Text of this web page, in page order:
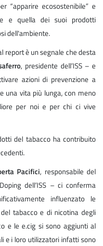
“apparire ecosostenibile” e
e quella dei suoi prodotti
dell'ambiente.
report è un segnale che desta
, presidente dell’ISS – e
azioni di prevenzione a
una vita più lunga, con meno
per noi e per chi ci vive
del tabacco ha contribuito
Pacifici, responsabile del
dell’ISS – ci conferma
influenzato le
tabacco e di nicotina degli
e le e.cig si sono aggiunti al
e i loro utilizzatori infatti sono